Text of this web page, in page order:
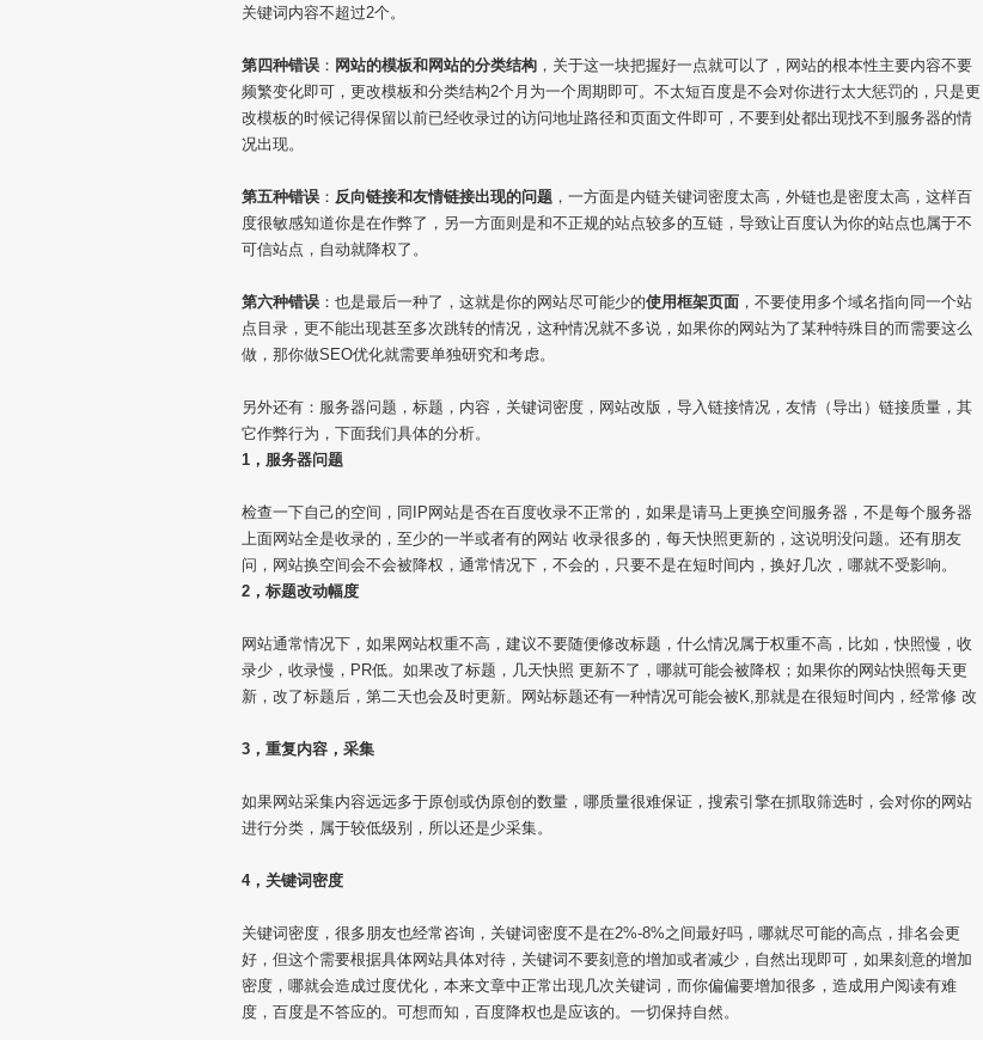
关键词内容不超过2个。
第四种错误 ： 网站的模板和网站的分类结构 ，关于这一块把握好一点就可以了，网站的根本性主要内容不要
频繁变化即可，更改模板和分类结构2个月为一个周期即可。不太短百度是不会对你进行太大惩罚的，只是更
改模板的时候记得保留以前已经收录过的访问地址路径和页面文件即可，不要到处都出现找不到服务器的情
况出现。
第五种错误 ： 反向链接和友情链接出现的问题 ，一方面是内链关键词密度太高，外链也是密度太高，这样百
度很敏感知道你是在作弊了，另一方面则是和不正规的站点较多的互链，导致让百度认为你的站点也属于不
可信站点，自动就降权了。
第六种错误 ：也是最后一种了，这就是你的网站尽可能少的使用框架页面 ，不要使用多个域名指向同一个站
点目录，更不能出现甚至多次跳转的情况，这种情况就不多说，如果你的网站为了某种特殊目的而需要这么
做，那你做SEO优化就需要单独研究和考虑。
另外还有：服务器问题，标题，内容，关键词密度，网站改版，导入链接情况，友情（导出）链接质量，其
它作弊行为，下面我们具体的分析。
1，服务器问题
检查一下自己的空间，同IP网站是否在百度收录不正常的，如果是请马上更换空间服务器，不是每个服务器
上面网站全是收录的，至少的一半或者有的网站 收录很多的，每天快照更新的，这说明没问题。还有朋友
问，网站换空间会不会被降权，通常情况下，不会的，只要不是在短时间内，换好几次，哪就不受影响。
2，标题改动幅度
网站通常情况下，如果网站权重不高，建议不要随便修改标题，什么情况属于权重不高，比如，快照慢，收
录少，收录慢，PR低。如果改了标题，几天快照 更新不了，哪就可能会被降权；如果你的网站快照每天更
新，改了标题后，第二天也会及时更新。网站标题还有一种情况可能会被K,那就是在很短时间内，经常修 改
3，重复内容，采集
如果网站采集内容远远多于原创或伪原创的数量，哪质量很难保证，搜索引擎在抓取筛选时，会对你的网站
进行分类，属于较低级别，所以还是少采集。
4，关键词密度
关键词密度，很多朋友也经常咨询，关键词密度不是在2%-8%之间最好吗，哪就尽可能的高点，排名会更
好，但这个需要根据具体网站具体对待，关键词不要刻意的增加或者减少，自然出现即可，如果刻意的增加
密度，哪就会造成过度优化，本来文章中正常出现几次关键词，而你偏偏要增加很多，造成用户阅读有难
度，百度是不答应的。可想而知，百度降权也是应该的。一切保持自然。